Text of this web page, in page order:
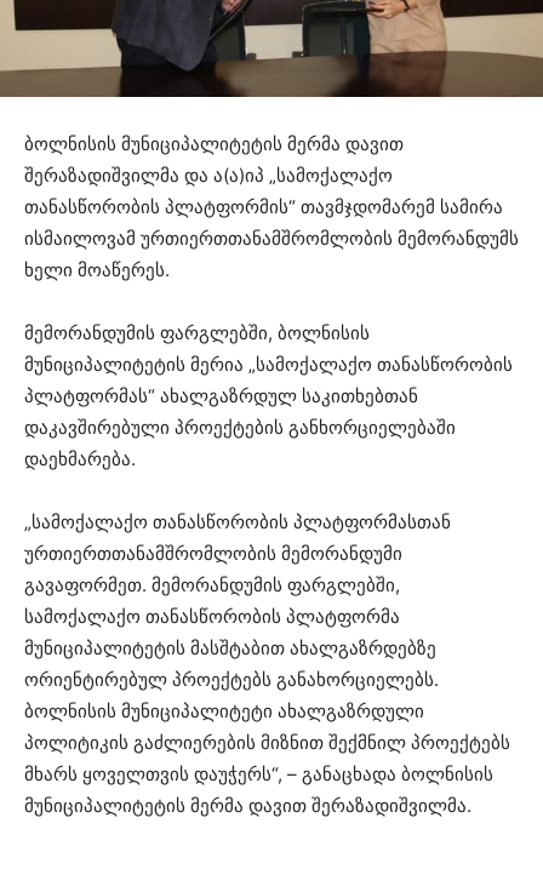
ბოლნისის მუნიციპალიტეტის მერმა დავით
შერაზადიშვილმა და ა(ა)იპ „სამოქალაქო
თანასწორობის პლატფორმის“ თავმჯდომარემ სამირა
ისმაილოვამ ურთიერთთანამშრომლობის მემორანდუმს
ხელი მოაწერეს.
მემორანდუმის ფარგლებში, ბოლნისის
მუნიციპალიტეტის მერია „სამოქალაქო თანასწორობის
პლატფორმას“ ახალგაზრდულ საკითხებთან
დაკავშირებული პროექტების განხორციელებაში
დაეხმარება.
„სამოქალაქო თანასწორობის პლატფორმასთან
ურთიერთთანამშრომლობის მემორანდუმი
გავაფორმეთ. მემორანდუმის ფარგლებში,
სამოქალაქო თანასწორობის პლატფორმა
მუნიციპალიტეტის მასშტაბით ახალგაზრდებზე
ორიენტირებულ პროექტებს განახორციელებს.
ბოლნისის მუნიციპალიტეტი ახალგაზრდული
პოლიტიკის გაძლიერების მიზნით შექმნილ პროექტებს
მხარს ყოველთვის დაუჭერს“, – განაცხადა ბოლნისის
მუნიციპალიტეტის მერმა დავით შერაზადიშვილმა.